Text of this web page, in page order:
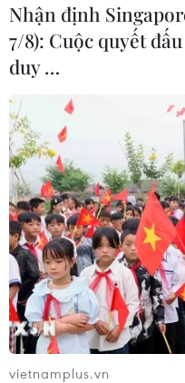
Iraq đánh phủ
giáo trên đất Syria
27/04/2014 11:33
Trực thăng Iraq đã tấn
thánh chiến Hồi giáo ở
cách tiếp cận biên giới
Nhận định
7/8): Cuộc quyết
duy …
vietnamplus.vn